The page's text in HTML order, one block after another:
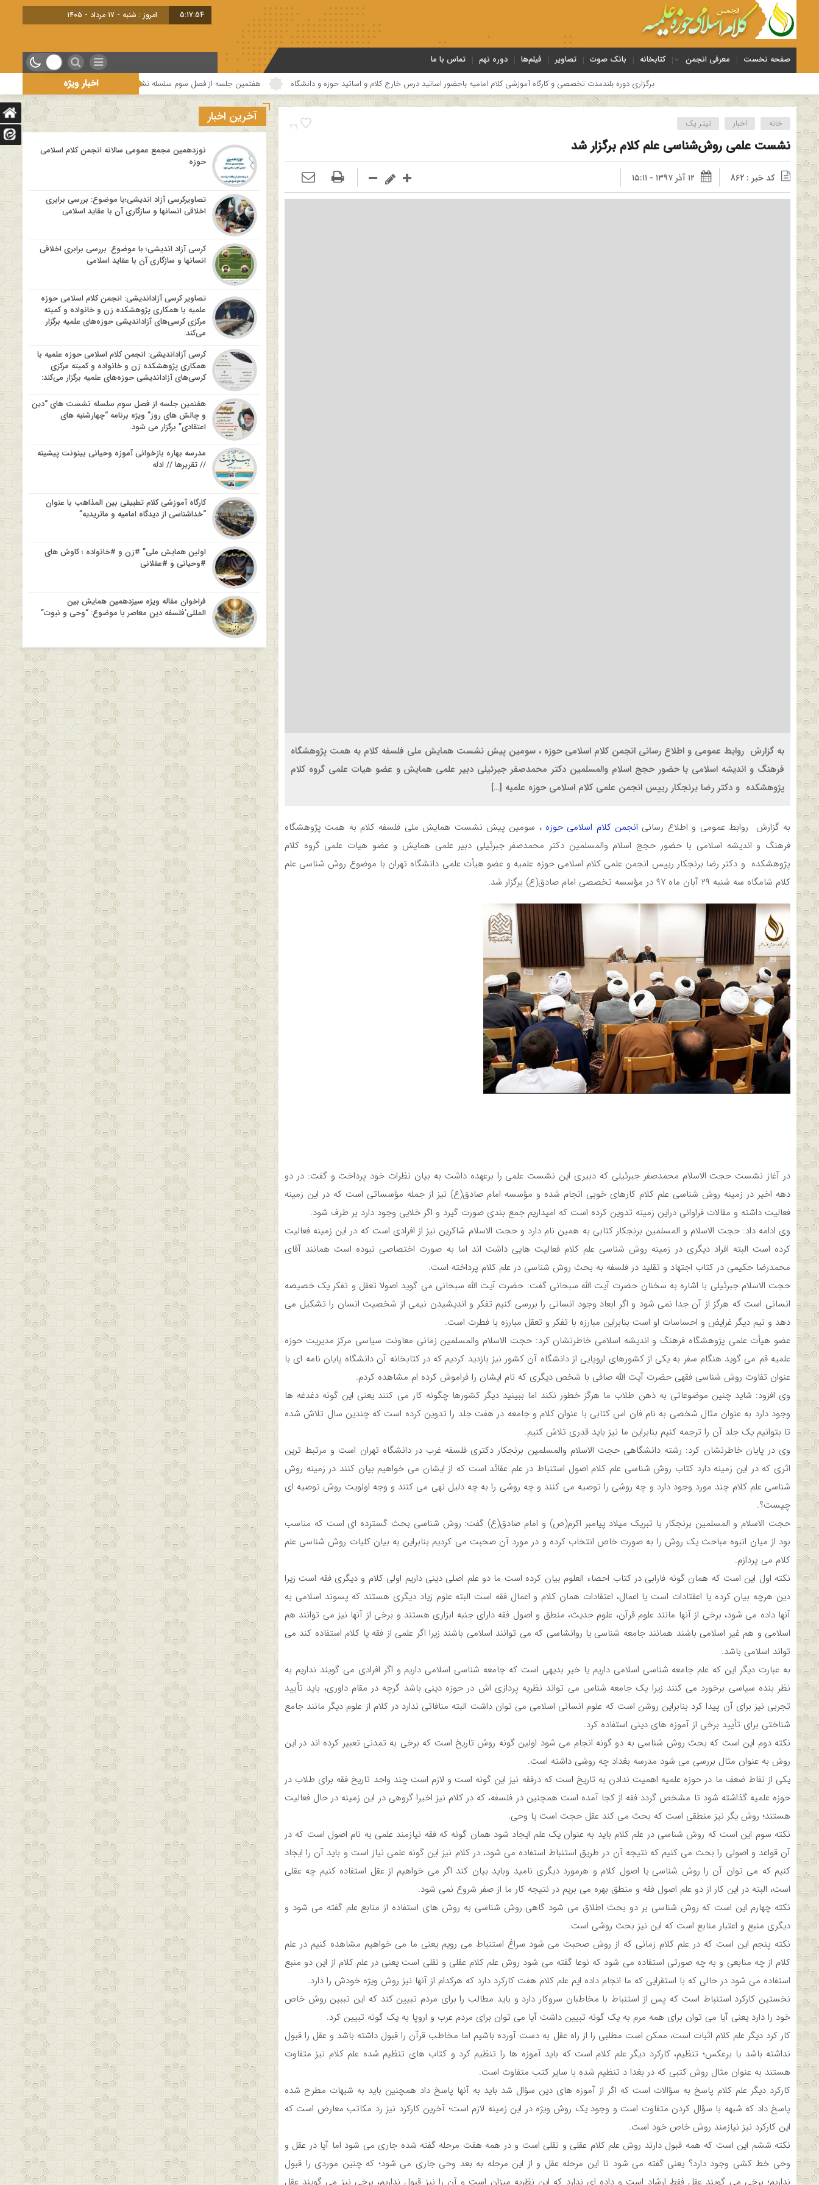
5:17:55 امروز : شنبه - ۱۷ مرداد - ۱۴۰۵
صفحه نخست معرفی انجمن کتابخانه بانک صوت تصاویر فیلم‌ها دوره نهم تماس با ما
اخبار ویژه برگزاری دوره بلندمدت تخصصی و کارگاه آموزشی کلام امامیه باحضور اساتید درس خارج کلام و اساتید حوزه و دانشگاه هفتمین جلسه از فصل سوم سلسله نشست های “دین و چالش های روز” ویژه برنامه “چهارشنبه های اعتقادی”
29 خانه اخبار تیتر یک
نشست علمی روش‌شناسی علم کلام برگزار شد
کد خبر : 862 ۱۲ آذر ۱۳۹۷ - ۱۵:۱۱
به گزارش روابط عمومی و اطلاع رسانی انجمن کلام اسلامی حوزه ، سومین پیش نشست همایش ملی فلسفه کلام به همت پژوهشگاه
فرهنگ و اندیشه اسلامی با حضور حجج اسلام والمسلمین دکتر محمدصفر جبرئیلی دبیر علمی همایش و عضو هیات علمی گروه کلام
پژوهشکده و دکتر رضا برنجکار رییس انجمن علمی کلام اسلامی حوزه علمیه […]
به گزارش روابط عمومی و اطلاع رسانی انجمن کلام اسلامی حوزه، سومین پیش نشست همایش ملی فلسفه کلام به همت پژوهشگاه
فرهنگ و اندیشه اسلامی با حضور حجج اسلام والمسلمین دکتر محمدصفر جبرئیلی دبیر علمی همایش و عضو هیات علمی گروه کلام
پژوهشکده و دکتر رضا برنجکار رییس انجمن علمی کلام اسلامی حوزه علمیه و عضو هیأت علمی دانشگاه تهران با موضوع روش شناسی علم
کلام شامگاه سه شنبه ۲۹ آبان ماه ۹۷ در مؤسسه تخصصی امام صادق(ع) برگزار شد.
در آغاز نشست حجت الاسلام محمدصفر جبرئیلی که دبیری این نشست علمی را برعهده داشت به بیان نظرات خود پرداخت و گفت: در دو
دهه اخیر در زمینه روش شناسی علم کلام کارهای خوبی انجام شده و مؤسسه امام صادق(ع) نیز از جمله مؤسساتی است که در این زمینه
فعالیت داشته و مقالات فراوانی دراین زمینه تدوین کرده است که امیداریم جمع بندی صورت گیرد و اگر خلایی وجود دارد بر طرف شود.
وی ادامه داد: حجت الاسلام و المسلمین برنجکار کتابی به همین نام دارد و حجت الاسلام شاکرین نیز از افرادی است که در این زمینه فعالیت
کرده است البته افراد دیگری در زمینه روش شناسی علم کلام فعالیت هایی داشت اند اما به صورت اختصاصی نبوده است همانند آقای
محمدرضا حکیمی در کتاب اجتهاد و تقلید در فلسفه به بحث روش شناسی در علم کلام پرداخته است.
حجت الاسلام جبرئیلی با اشاره به سخنان حضرت آیت الله سبحانی گفت: حضرت آیت الله سبحانی می گوید اصولا تعقل و تفکر یک خصیصه
انسانی است که هرگز از آن جدا نمی شود و اگر ابعاد وجود انسانی را بررسی کنیم تفکر و اندیشیدن نیمی از شخصیت انسان را تشکیل می
دهد و نیم دیگر غرایض و احساسات او است بنابراین مبارزه با تفکر و تعقل مبارزه با فطرت است.
عضو هیأت علمی پژوهشگاه فرهنگ و اندیشه اسلامی خاطرنشان کرد: حجت الاسلام والمسلمین زمانی معاونت سیاسی مرکز مدیریت حوزه
علمیه قم می گوید هنگام سفر به یکی از کشورهای اروپایی از دانشگاه آن کشور نیز بازدید کردیم که در کتابخانه آن دانشگاه پایان نامه ای با
عنوان تفاوت روش شناسی فقهی حضرت آیت الله صافی با شخص دیگری که نام ایشان را فراموش کرده ام مشاهده کردم.
وی افزود: شاید چنین موضوعاتی به ذهن طلاب ما هرگز خطور نکند اما ببینید دیگر کشورها چگونه کار می کنند یعنی این گونه دغدغه ها
وجود دارد به عنوان مثال شخصی به نام فان اس کتابی با عنوان کلام و جامعه در هفت جلد را تدوین کرده است که چندین سال تلاش شده
تا بتوانیم یک جلد آن را ترجمه کنیم بنابراین ما نیز باید قدری تلاش کنیم.
وی در پایان خاطرنشان کرد: رشته دانشگاهی حجت الاسلام والمسلمین برنجکار دکتری فلسفه غرب در دانشگاه تهران است و مرتبط ترین
اثری که در این زمینه دارد کتاب روش شناسی علم کلام اصول استنباط در علم عقائد است که از ایشان می خواهیم بیان کنند در زمینه روش
شناسی علم کلام چند مورد وجود دارد و چه روشی را توصیه می کنند و چه روشی را به چه دلیل نهی می کنند و وجه اولویت روش توصیه ای
چیست؟.
حجت الاسلام و المسلمین برنجکار با تبریک میلاد پیامبر اکرم(ص) و امام صادق(ع) گفت: روش شناسی بحث گسترده ای است که مناسب
بود از میان انبوه مباحث یک روش را به صورت خاص انتخاب کرده و در مورد آن صحبت می کردیم بنابراین به بیان کلیات روش شناسی علم
کلام می پردازم.
نکته اول این است که همان گونه فارابی در کتاب احصاء العلوم بیان کرده است ما دو علم اصلی دینی داریم اولی کلام و دیگری فقه است زیرا
دین هرچه بیان کرده یا اعقتادات است یا اعمال، اعتقادات همان کلام و اعمال فقه است البته علوم زیاد دیگری هستند که پسوند اسلامی به
آنها داده می شود، برخی از آنها مانند علوم قرآن، علوم حدیث، منطق و اصول فقه دارای جنبه ابزاری هستند و برخی از آنها نیز می توانند هم
اسلامی و هم غیر اسلامی باشند همانند جامعه شناسی یا روانشاسی که می توانند اسلامی باشند زیرا اگر علمی از فقه یا کلام استفاده کند می
تواند اسلامی باشد.
به عبارت دیگر این که علم جامعه شناسی اسلامی داریم یا خیر بدیهی است که جامعه شناسی اسلامی داریم و اگر افرادی می گویند نداریم به
نظر بنده سیاسی برخورد می کنند زیرا یک جامعه شناس می تواند نظریه پردازی اش در حوزه دینی باشد گرچه در مقام داوری، باید تأیید
تجربی نیز برای آن پیدا کرد بنابراین روشن است که علوم انسانی اسلامی می توان داشت البته منافاتی ندارد در کلام از علوم دیگر مانند جامع
شناختی برای تأیید برخی از آموزه های دینی استفاده کرد.
نکته دوم این است که بحث روش شناسی به دو گونه انجام می شود اولین گونه روش تاریخ است که برخی به تمدنی تعبیر کرده اند در این
روش به عنوان مثال بررسی می شود مدرسه بغداد چه روشی داشته است.
یکی از نفاط ضعف ما در حوزه علمیه اهمیت ندادن به تاریخ است که درفقه نیز این گونه است و لازم است چند واحد تاریخ فقه برای طلاب در
حوزه علمیه گذاشته شود تا مشخص گردد فقه از کجا آمده است همچنین در فلسفه، که در کلام نیز اخیرا گروهی در این زمینه در حال فعالیت
هستند؛ روش یگر نیز منطقی است که بحث می کند عقل حجت است یا وحی.
نکته سوم این است که روش شناسی در علم کلام باید به عنوان یک علم ایجاد شود همان گونه که فقه نیازمند علمی به نام اصول است که در
آن قواعد و اصولی را بحث می کنیم که نتیجه آن در طریق استنباط استفاده می شود، در کلام نیز این گونه علمی نیاز است و باید آن را ایجاد
کنیم که می توان آن را روش شناسی یا اصول کلام و هرمورد دیگری نامید وباید بیان کند اگر می خواهیم از عقل استفاده کنیم چه عقلی
است، البته در این کار از دو علم اصول فقه و منطق بهره می بریم در نتیجه کار ما از صفر شروع نمی شود.
نکته چهارم این است که روش شناسی بر دو بحث اطلاق می شود گاهی روش شناسی به روش های استفاده از منابع علم گفته می شود و
دیگری منبع و اعتبار منابع است که این نیز بحث روشی است.
نکته پنجم این است که در علم کلام زمانی که از روش صحبت می شود سراغ استنباط می رویم یعنی ما می خواهیم مشاهده کنیم در علم
کلام از چه منابعی و به چه صورتی استفاده می شود که نوعا گفته می شود روش علم کلام عقلی و نقلی است یعنی در علم کلام از این دو منبع
استفاده می شود در حالی که با استقرایی که ما انجام داده ایم علم کلام هفت کارکرد دارد که هرکدام از آنها نیز روش ویژه خودش را دارد.
نخستین کارکرد استنباط است که پس از استنباط با مخاطبان سروکار دارد و باید مطالب را برای مردم تبیین کند که این تببین روش خاص
خود را دارد یعنی آیا می توان برای همه مرم به یک گونه تبیین داشت آیا می توان برای مردم عرب و اروپا به یک گونه تبیین کرد.
کار کرد دیگر علم کلام اثبات است، ممکن است مطلبی را از راه عقل به دست آورده باشیم اما مخاطب قرآن را قبول داشته باشد و عقل را قبول
نداشته باشد یا برعکس؛ تنظیم، کارکرد دیگر علم کلام است که باید آموزه ها را تنظیم کرد و کتاب های تنظیم شده علم کلام نیز متفاوت
هستند به عنوان مثال روش کتبی که در بغدا د تنظیم شده با سایر کتب متفاوت است.
کارکرد دیگر علم کلام پاسخ به سؤالات است که اگر از آموزه های دین سؤال شد باید به آنها پاسخ داد همچنین باید به شبهات مطرح شده
پاسخ داد که شبهه با سؤال کردن متفاوت است و وجود یک روش ویژه در این زمینه لازم است؛ آخرین کارکرد نیز رد مکاتب معارض است که
این کارکرد نیز نیازمند روش خاص خود است.
نکته ششم این است که همه قبول دارند روش علم کلام عقلی و نقلی است و در همه هفت مرحله گفته شده جاری می شود اما آیا در عقل و
وحی خط کشی وجود دارد؟ یعنی گفته می شود تا این مرحله عقل و از این مرحله به بعد وحی جاری می شود؛ که چنین موردی را قبول
نداریم؛ برخی می گویند عقل فقط ارشاد است و داده ای ندارد که این نظریه میزان است و آن را نیز قبول نداریم، برخی نیز می گویند عقل
آخرین اخبار
نوزدهمین مجمع عمومی سالانه انجمن کلام اسلامی
حوزه
تصاویرکرسی آزاد اندیشی؛با موضوع: بررسی برابری
اخلاقی انسانها و سازگاری آن با عقاید اسلامی
کرسی آزاد اندیشی؛ با موضوع: بررسی برابری اخلاقی
انسانها و سازگاری آن با عقاید اسلامی
تصاویر کرسی آزاداندیشی: انجمن کلام اسلامی حوزه
علمیه با همکاری پژوهشکده زن و خانواده و کمیته
مرکزی کرسی‌های آزاداندیشی حوزه‌های علمیه برگزار
می‌کند:
کرسی آزاداندیشی: انجمن کلام اسلامی حوزه علمیه با
همکاری پژوهشکده زن و خانواده و کمیته مرکزی
کرسی‌های آزاداندیشی حوزه‌های علمیه برگزار می‌کند:
هفتمین جلسه از فصل سوم سلسله نشست های “دین
و چالش های روز” ویژه برنامه “چهارشنبه های
اعتقادی” برگزار می شود.
مدرسه بهاره بازخوانی آموزه وحیانی بینونت پیشینه
// تقریرها // ادله
کارگاه آموزشی کلام تطبیقی بین المذاهب با عنوان
“خداشناسی از دیدگاه امامیه و ماتریدیه”
اولین همایش ملی” #زن و #خانواده ؛ کاوش های
#وحیانی و #عقلانی
فراخوان مقاله ویژه سیزدهمین همایش بین
المللی’فلسفه دین معاصر با موضوع: “وحی و نبوت”